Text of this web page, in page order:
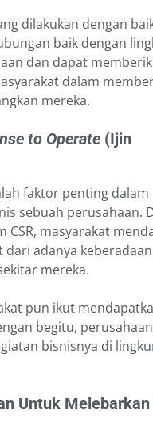
dilakukan dengan
baik dengan
dan dapat
dalam
mereka.
to Operate (Ijin
faktor penting dalam
sebuah perusahaan.
CSR, masyarakat
dari adanya keberadaan
mereka.
pun ikut
begitu,
bisnisnya di
Untuk